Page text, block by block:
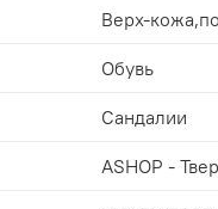
Верх-
Обувь
Сандалии
ASHOP -